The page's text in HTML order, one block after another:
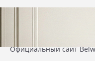
Официальный сайт